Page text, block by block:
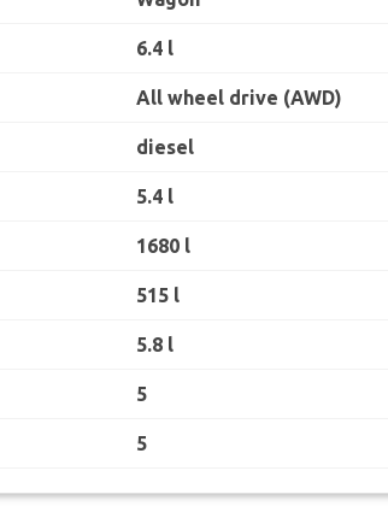
6.4 l
All wheel drive (AWD)
diesel
5.4 l
1680 l
515 l
5.8 l
5
5